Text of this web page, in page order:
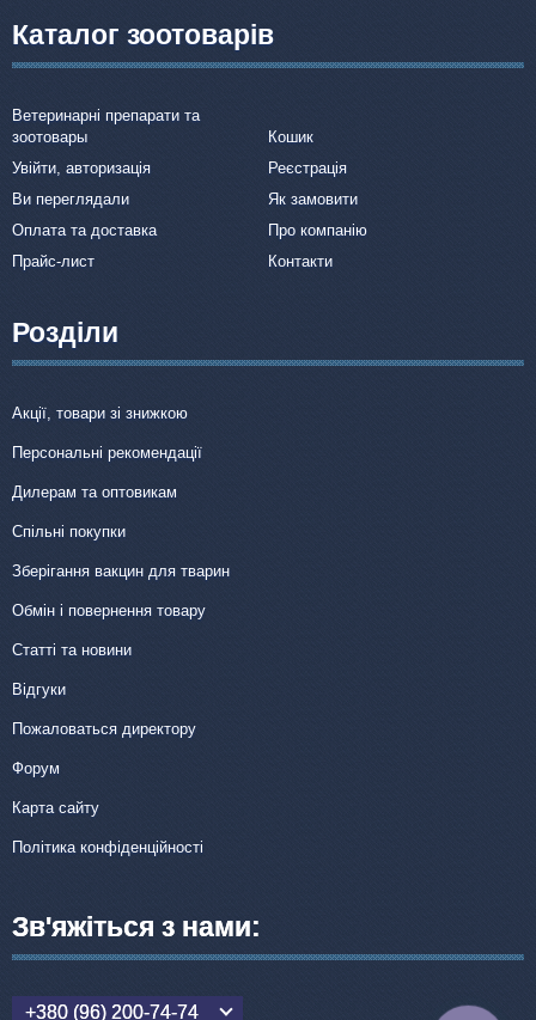
Каталог зоотоварів
Ветеринарні препарати та
зоотовары
Кошик
Увійти, авторизація
Реєстрація
Ви переглядали
Як замовити
Оплата та доставка
Про компанію
Прайс-лист
Контакти
Розділи
Акції, товари зі знижкою
Персональні рекомендації
Дилерам та оптовикам
Спільні покупки
Зберігання вакцин для тварин
Обмін і повернення товару
Статті та новини
Відгуки
Пожаловаться директору
Форум
Карта сайту
Політика конфіденційності
Зв'яжіться з нами:
+380 (96) 200-74-74